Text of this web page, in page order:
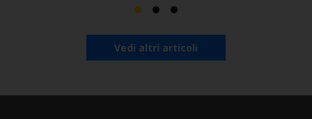
Vedi altri articoli